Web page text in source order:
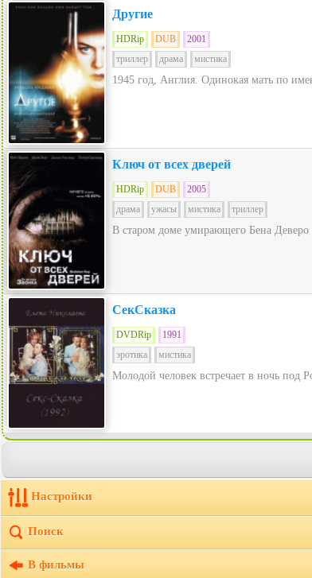
Другие
HDRip DUB
2001
триллер
драма мистика
1945 год, Англия. Одинокая мать по
Ключ от всех дверей
HDRip DUB
2005
драма
ужасы мистика триллер
В старом доме умирающего Бена Деверо
СекСказка
DVDRip
1991
эротика
мистика
Молодой человек встречает в ночь под
Настройки
Поиск
В фильмы